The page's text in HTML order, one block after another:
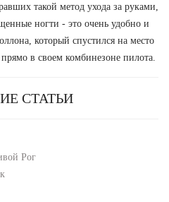
такой метод ухода за руками,
ногти - это очень удобно и
который спустился на место
в своем комбинезоне пилота.
СТАТЬИ
Рог